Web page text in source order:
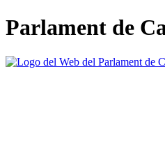
Parlament de